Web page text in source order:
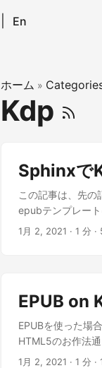
En
ホーム »
Kdp
Sphinxで
この記事は、先
epubテンプレー
で、basicテンプ
1月 2, 2021 · 1 分
EPUB on
EPUBを使った場
HTML5のお作法
は対策を共有しま
1月 2, 2021 · 1 分